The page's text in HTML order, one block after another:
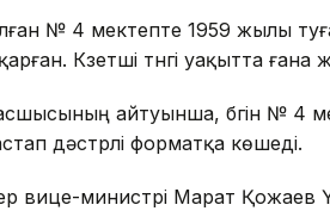
№ 4 мектепте 1959 жылы
Күзетші түнгі уақытта ғана
айтуынша, бүгін № 4
дәстүрлі форматқа көшеді.
вице-министрі Марат